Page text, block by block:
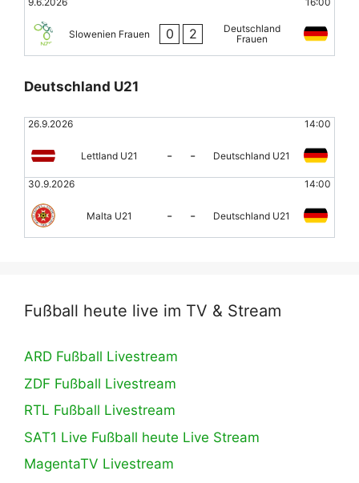
Slowenien Frauen 0 2
Deutschland
Frauen
Deutschland U21
26.9.2026 14:00
Lettland U21 - - Deutschland U21
30.9.2026 14:00
Malta U21 - - Deutschland U21
Fußball heute live im TV & Stream
ARD Fußball Livestream
ZDF Fußball Livestream
RTL Fußball Livestream
SAT1 Live Fußball heute Live Stream
MagentaTV Livestream